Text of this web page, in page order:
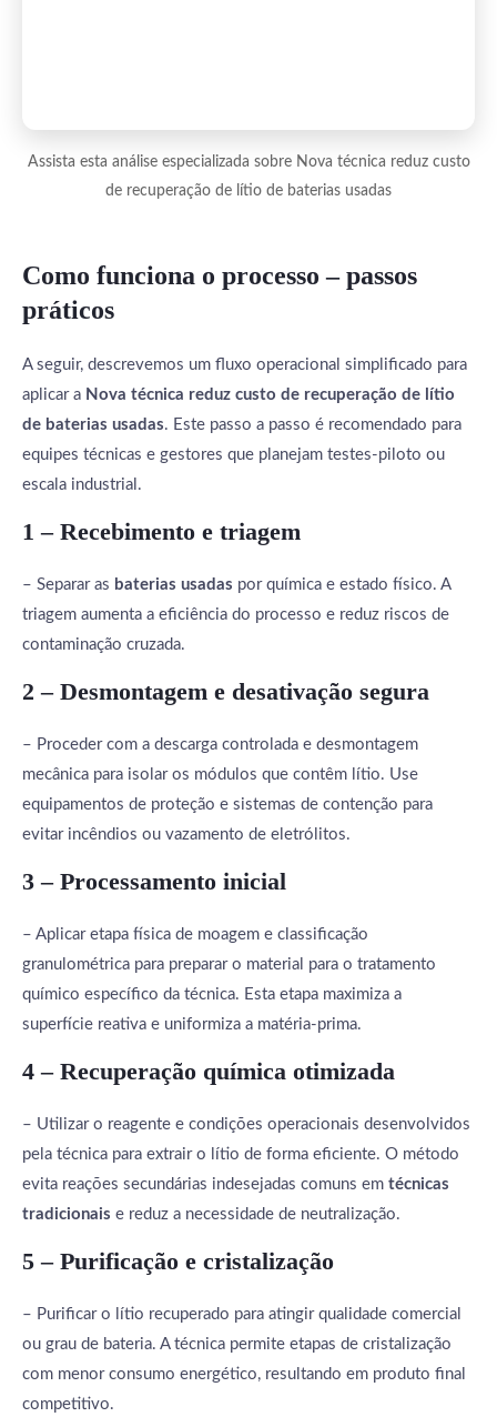
Assista esta análise especializada sobre Nova técnica reduz custo
de recuperação de lítio de baterias usadas
Como funciona o processo – passos
práticos
A seguir, descrevemos um fluxo operacional simplificado para
aplicar a Nova técnica reduz custo de recuperação de lítio
de baterias usadas. Este passo a passo é recomendado para
equipes técnicas e gestores que planejam testes-piloto ou
escala industrial.
1 – Recebimento e triagem
– Separar as baterias usadas por química e estado físico. A
triagem aumenta a eficiência do processo e reduz riscos de
contaminação cruzada.
2 – Desmontagem e desativação segura
– Proceder com a descarga controlada e desmontagem
mecânica para isolar os módulos que contêm lítio. Use
equipamentos de proteção e sistemas de contenção para
evitar incêndios ou vazamento de eletrólitos.
3 – Processamento inicial
– Aplicar etapa física de moagem e classificação
granulométrica para preparar o material para o tratamento
químico específico da técnica. Esta etapa maximiza a
superfície reativa e uniformiza a matéria-prima.
4 – Recuperação química otimizada
– Utilizar o reagente e condições operacionais desenvolvidos
pela técnica para extrair o lítio de forma eficiente. O método
evita reações secundárias indesejadas comuns em técnicas
tradicionais e reduz a necessidade de neutralização.
5 – Purificação e cristalização
– Purificar o lítio recuperado para atingir qualidade comercial
ou grau de bateria. A técnica permite etapas de cristalização
com menor consumo energético, resultando em produto final
competitivo.